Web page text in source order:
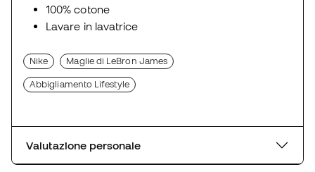
100% cotone
Lavare in lavatrice
Nike Maglie di LeBron James
Abbigliamento Lifestyle
Valutazione personale